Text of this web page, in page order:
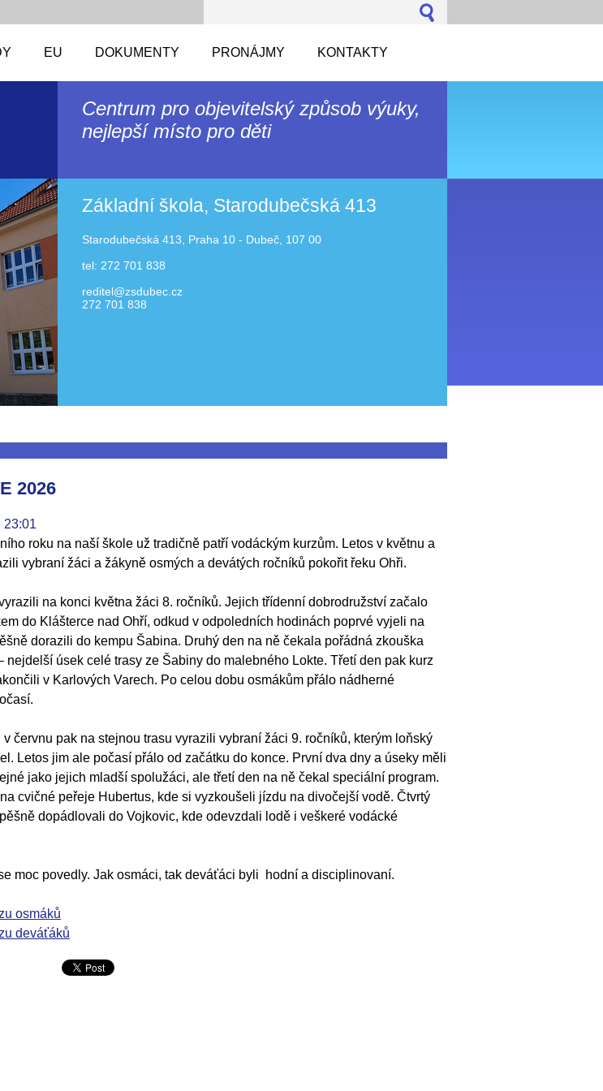
EU DOKUMENTY PRONÁJMY KONTAKTY
Centrum pro objevitelský způsob výuky,
nejlepší místo pro děti
Základní škola, Starodubečská 413
Starodubečská 413, Praha 10 - Dubeč, 107 00
tel: 272 701 838
reditel@zsdubec.cz
272 701 838
2026
23:01
roku na naší škole už tradičně patří vodáckým kurzům. Letos v květnu a
vybraní žáci a žákyně osmých a devátých ročníků pokořit řeku Ohři.
na konci května žáci 8. ročníků. Jejich třídenní dobrodružství začalo
do Klášterce nad Ohří, odkud v odpoledních hodinách poprvé vyjeli na
dorazili do kempu Šabina. Druhý den na ně čekala pořádná zkouška
nejdelší úsek celé trasy ze Šabiny do malebného Lokte. Třetí den pak kurz
v Karlových Varech. Po celou dobu osmákům přálo nádherné
v červnu pak na stejnou trasu vyrazili vybraní žáci 9. ročníků, kterým loňský
Letos jim ale počasí přálo od začátku do konce. První dva dny a úseky měli
jako jejich mladší spolužáci, ale třetí den na ně čekal speciální program.
cvičné peřeje Hubertus, kde si vyzkoušeli jízdu na divočejší vodě. Čtvrtý
dopádlovali do Vojkovic, kde odevzdali lodě i veškeré vodácké
moc povedly. Jak osmáci, tak deváťáci byli hodní a disciplinovaní.
osmáků
deváťáků